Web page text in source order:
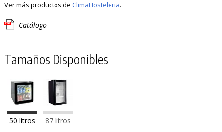
Ver más productos de ClimaHosteleria.
Catálogo
Tamaños Disponibles
50 litros 87 litros